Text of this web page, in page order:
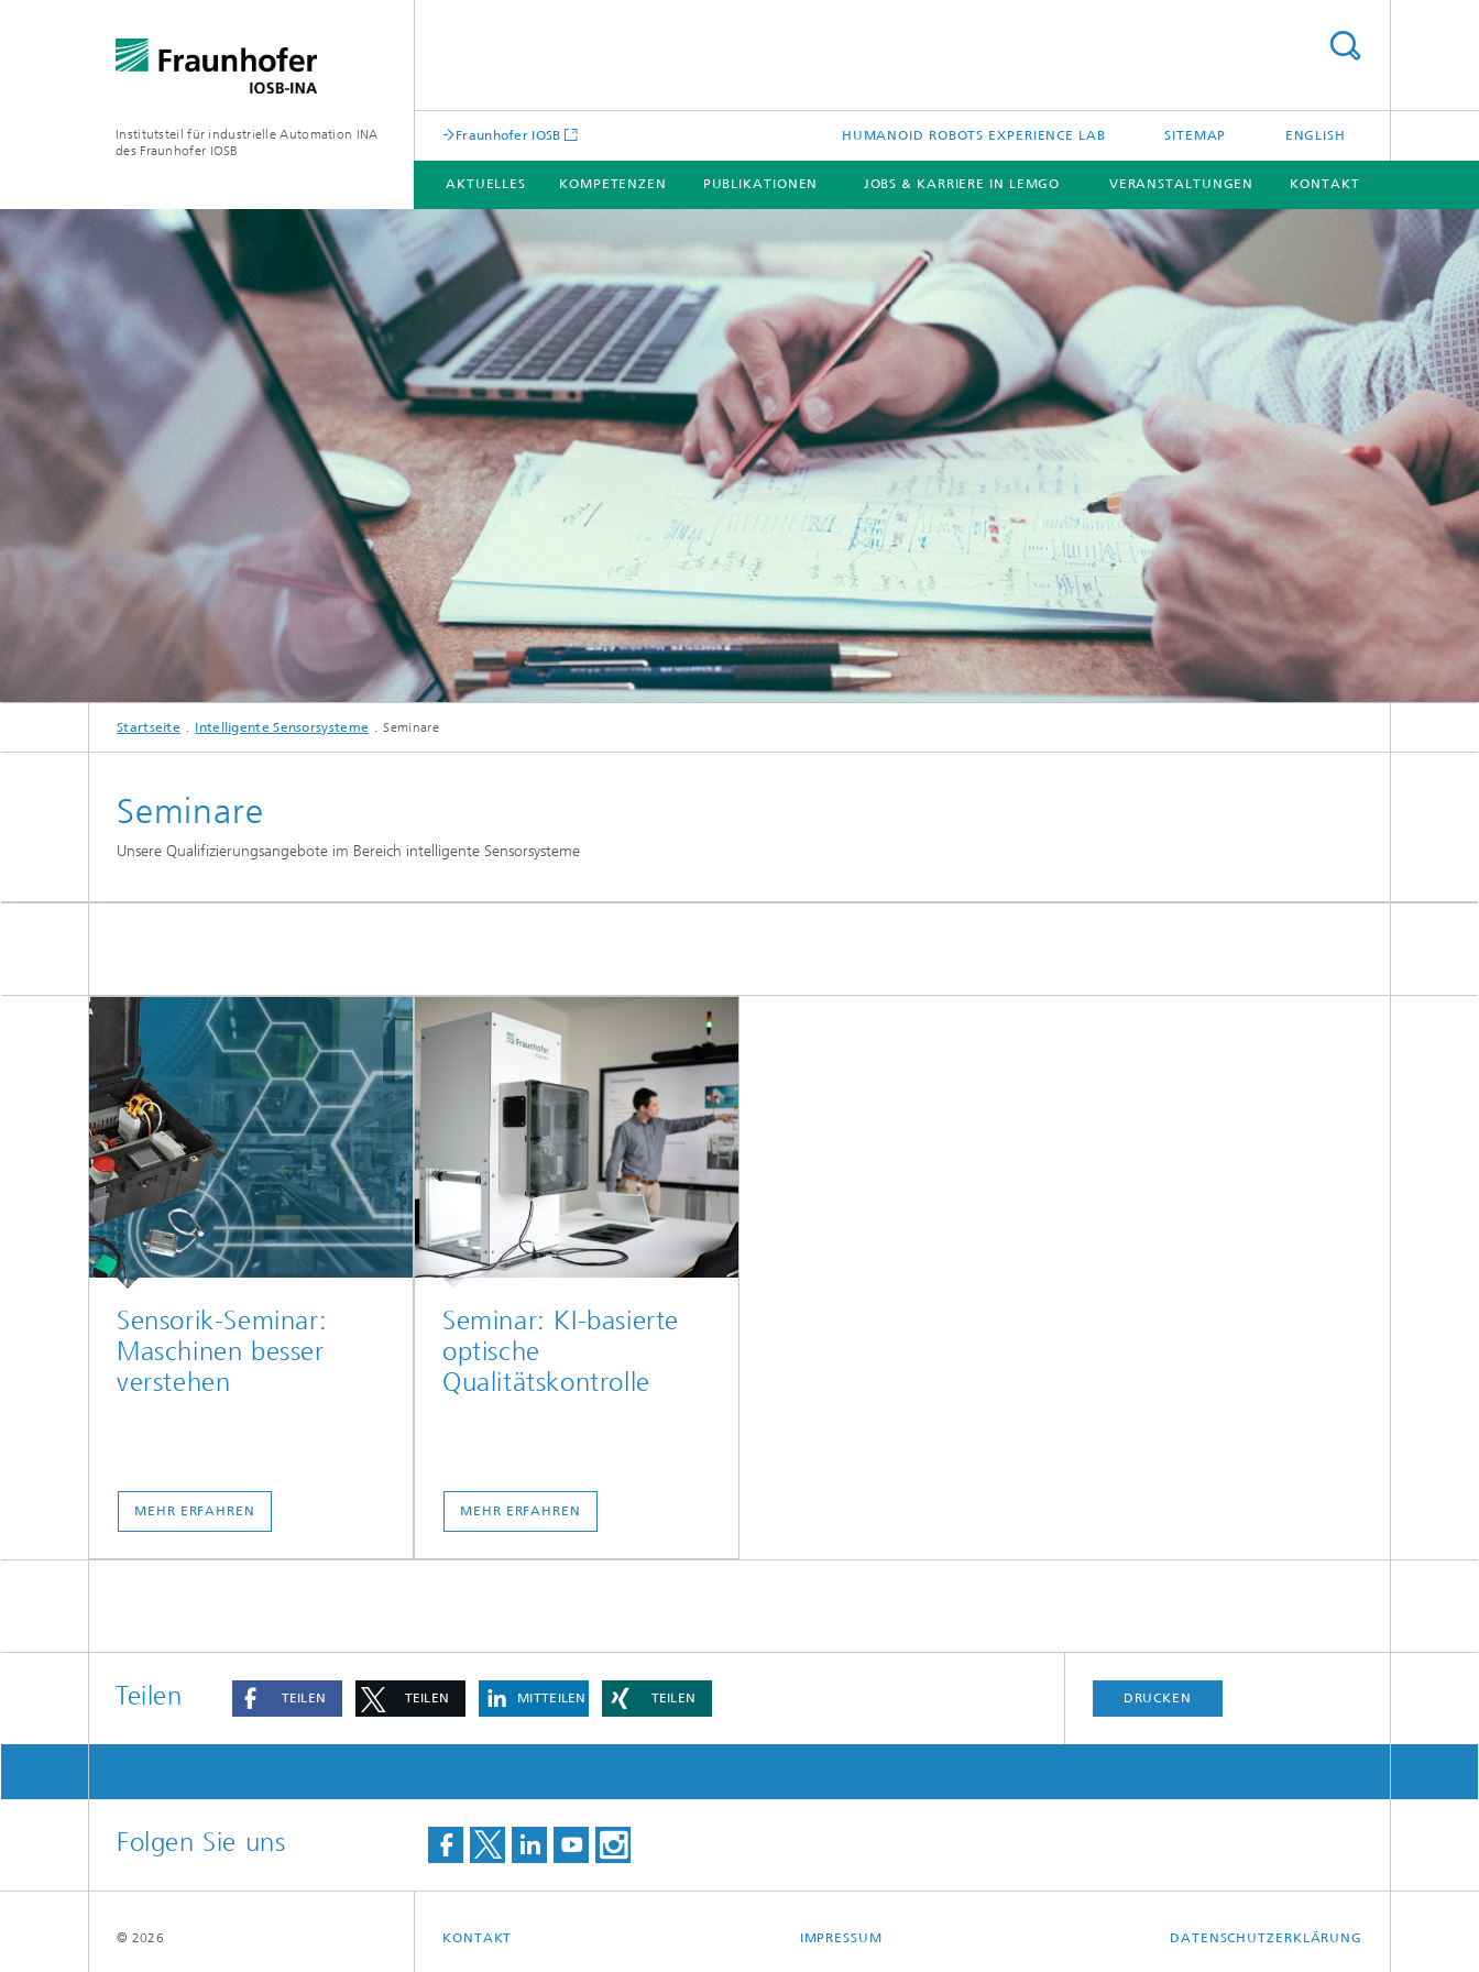
Institutsteil für industrielle Automation INA
des Fraunhofer IOSB
Fraunhofer IOSB HUMANOID ROBOTS EXPERIENCE LAB SITEMAP ENGLISH
AKTUELLES KOMPETENZEN PUBLIKATIONEN JOBS & KARRIERE IN LEMGO VERANSTALTUNGEN KONTAKT
Startseite Intelligente Sensorsysteme Seminare
Seminare
Unsere Qualifizierungsangebote im Bereich intelligente Sensorsysteme
Sensorik-Seminar:
Maschinen besser
verstehen
MEHR ERFAHREN
Seminar: KI-basierte
optische
Qualitätskontrolle
MEHR ERFAHREN
Teilen TEILEN TEILEN MITTEILEN TEILEN DRUCKEN
Folgen Sie uns
KONTAKT IMPRESSUM DATENSCHUTZERKLÄRUNG
© 2026